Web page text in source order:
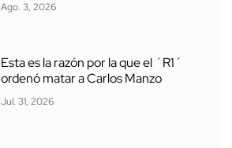
Ago. 3, 2026
Esta es la razón por la que el ´R1´
ordenó matar a Carlos Manzo
Jul. 31, 2026